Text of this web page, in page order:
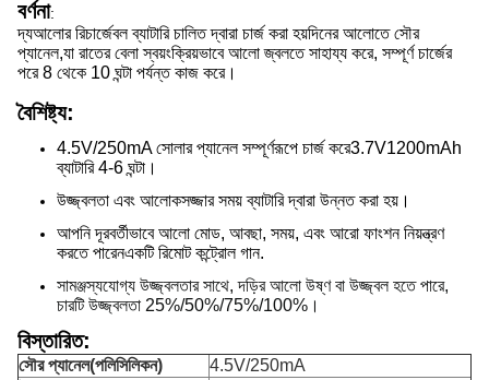
বর্ণনা:
দ্যআলোর রিচার্জেবল ব্যাটারি চালিত দ্বারা চার্জ করা হয়দিনের আলোতে সৌর
প্যানেল,যা রাতের বেলা স্বয়ংক্রিয়ভাবে আলো জ্বলতে সাহায্য করে, সম্পূর্ণ চার্জের
পরে 8 থেকে 10 ঘন্টা পর্যন্ত কাজ করে।
বৈশিষ্ট্য:
4.5V/250mA সোলার প্যানেল সম্পূর্ণরূপে চার্জ করে3.7V1200mAh
ব্যাটারি 4-6 ঘন্টা।
উজ্জ্বলতা এবং আলোকসজ্জার সময় ব্যাটারি দ্বারা উন্নত করা হয়।
আপনি দূরবর্তীভাবে আলো মোড, আবছা, সময়, এবং আরো ফাংশন নিয়ন্ত্রণ
করতে পারেনএকটি রিমোট কন্ট্রোল গান.
সামঞ্জস্যযোগ্য উজ্জ্বলতার সাথে, দড়ির আলো উষ্ণ বা উজ্জ্বল হতে পারে,
চারটি উজ্জ্বলতা 25%/50%/75%/100%।
বিস্তারিত:
সৌর প্যানেল(পলিসিলিকন)
4.5V/250mA